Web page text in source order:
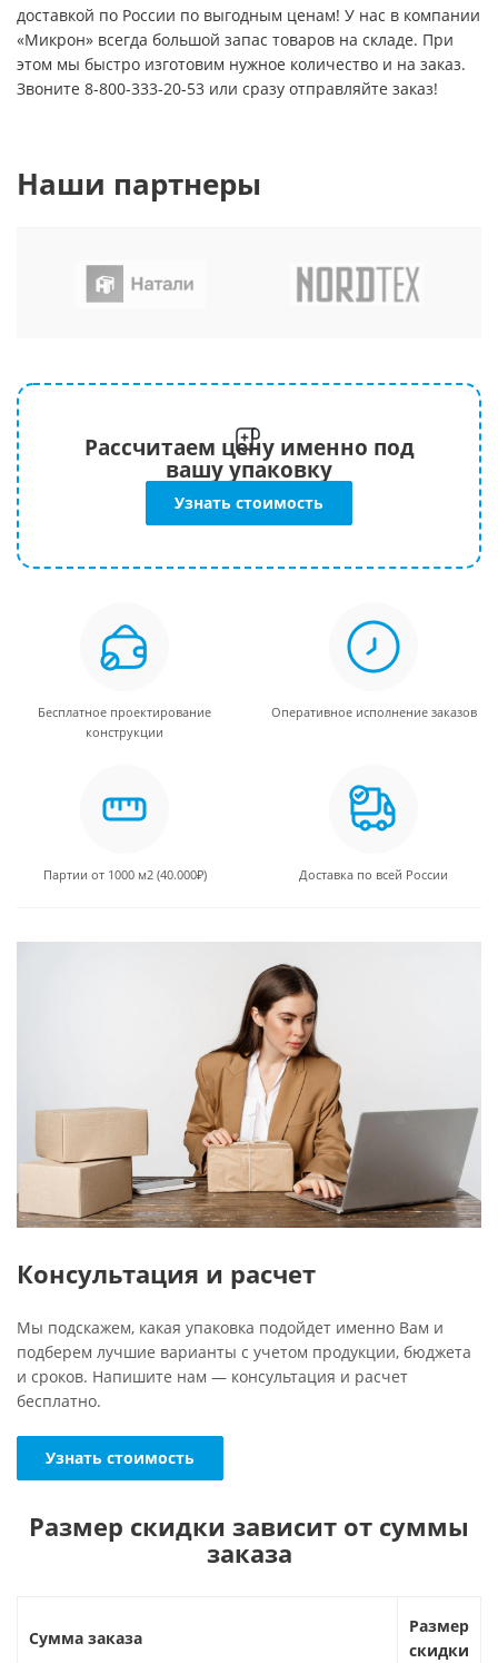
доставкой по России по выгодным ценам! У нас в компании
«Микрон» всегда большой запас товаров на складе. При
этом мы быстро изготовим нужное количество и на заказ.
Звоните 8-800-333-20-53 или сразу отправляйте заказ!
Наши партнеры
Рассчитаем цену именно под
вашу упаковку
Узнать стоимость
Бесплатное проектирование
конструкции
Оперативное исполнение заказов
Партии от 1000 м2 (40.000₽) Доставка по всей России
Консультация и расчет
Мы подскажем, какая упаковка подойдет именно Вам и
подберем лучшие варианты с учетом продукции, бюджета
и сроков. Напишите нам — консультация и расчет
бесплатно.
Узнать стоимость
Размер скидки зависит от суммы
заказа
Сумма заказа
Размер
скидки